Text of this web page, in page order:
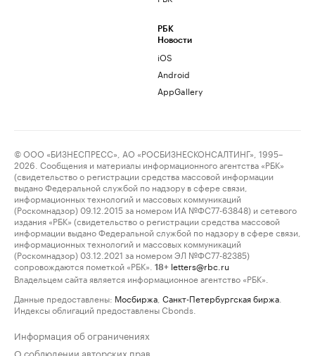
РБК
Новости
iOS
Android
AppGallery
© ООО «БИЗНЕСПРЕСС», АО «РОСБИЗНЕСКОНСАЛТИНГ», 1995–
2026. Сообщения и материалы информационного агентства «РБК»
(свидетельство о регистрации средства массовой информации
выдано Федеральной службой по надзору в сфере связи,
информационных технологий и массовых коммуникаций
(Роскомнадзор) 09.12.2015 за номером ИА №ФС77-63848) и сетевого
издания «РБК» (свидетельство о регистрации средства массовой
информации выдано Федеральной службой по надзору в сфере связи,
информационных технологий и массовых коммуникаций
(Роскомнадзор) 03.12.2021 за номером ЭЛ №ФС77-82385)
сопровождаются пометкой «РБК».
18+ letters@rbc.ru
Владельцем сайта является информационное агентство «РБК».
Данные предоставлены: Мосбиржа Санкт-Петербургская биржа
Индексы облигаций предоставлены Cbonds.
Информация об ограничениях
О соблюдении авторских прав